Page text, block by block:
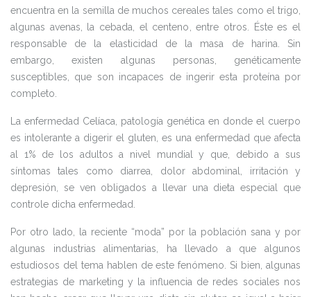
encuentra en la semilla de muchos cereales tales como el trigo,
algunas avenas, la cebada, el centeno, entre otros. Éste es el
responsable de la elasticidad de la masa de harina. Sin
embargo, existen algunas personas, genéticamente
susceptibles, que son incapaces de ingerir esta proteína por
completo.
La enfermedad Celíaca, patología genética en donde el cuerpo
es intolerante a digerir el gluten, es una enfermedad que afecta
al 1% de los adultos a nivel mundial y que, debido a sus
síntomas tales como diarrea, dolor abdominal, irritación y
depresión, se ven obligados a llevar una dieta especial que
controle dicha enfermedad.
Por otro lado, la reciente “moda” por la población sana y por
algunas industrias alimentarias, ha llevado a que algunos
estudiosos del tema hablen de este fenómeno. Si bien, algunas
estrategias de marketing y la influencia de redes sociales nos